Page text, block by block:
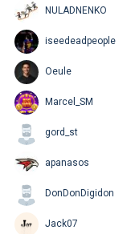
NULADNENKO
iseedeadpeople
Oeule
Marcel_SM
gord_st
apanasos
DonDonDigidon
Jack07